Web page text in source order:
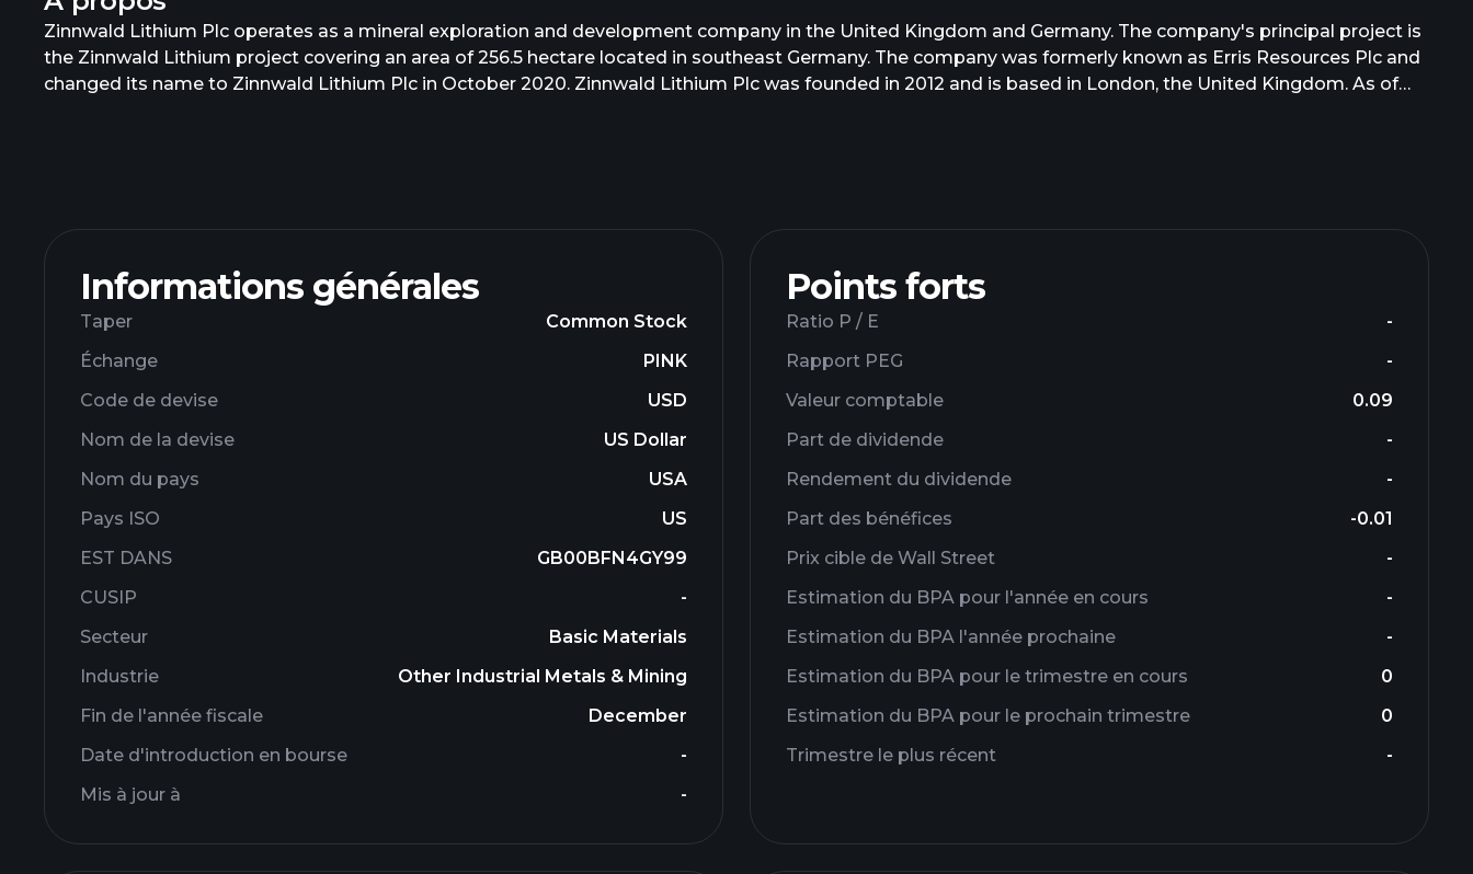
Zinnwald Lithium Plc operates as a mineral exploration and development company in the United Kingdom and Germany. The company's principal project is
the Zinnwald Lithium project covering an area of 256.5 hectare located in southeast Germany. The company was formerly known as Erris Resources Plc and
changed its name to Zinnwald Lithium Plc in October 2020. Zinnwald Lithium Plc was founded in 2012 and is based in London, the United Kingdom. As of
Informations générales
Taper
Common Stock
Échange
PINK
Code de devise
USD
Nom de la devise
US Dollar
Nom du pays
USA
Pays ISO
US
EST DANS
GB00BFN4GY99
CUSIP
-
Secteur
Basic Materials
Industrie
Other Industrial Metals & Mining
Fin de l'année fiscale
December
Date d'introduction en bourse
-
Mis à jour à
-
Points forts
Ratio P / E
-
Rapport PEG
-
Valeur comptable
0.09
Part de dividende
-
Rendement du dividende
-
Part des bénéfices
-0.01
Prix ​​cible de Wall Street
-
Estimation du BPA pour l'année en cours
-
Estimation du BPA l'année prochaine
-
Estimation du BPA pour le trimestre en cours
0
Estimation du BPA pour le prochain trimestre
0
Trimestre le plus récent
-